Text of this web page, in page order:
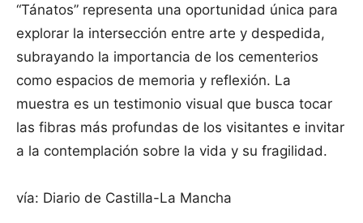
“Tánatos” representa una oportunidad única para
explorar la intersección entre arte y despedida,
subrayando la importancia de los cementerios
como espacios de memoria y reflexión. La
muestra es un testimonio visual que busca tocar
las fibras más profundas de los visitantes e invitar
a la contemplación sobre la vida y su fragilidad.
vía: Diario de Castilla-La Mancha